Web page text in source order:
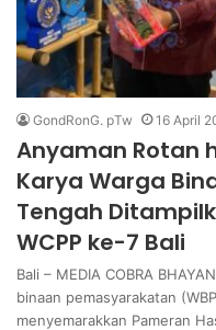
GondRonG. pTw 16 April
Anyaman Rotan
Karya Warga
Tengah
WCPP ke-7 Bali
Bali – MEDIA COBRA
binaan pemasyarakatan
menyemarakkan Pameran